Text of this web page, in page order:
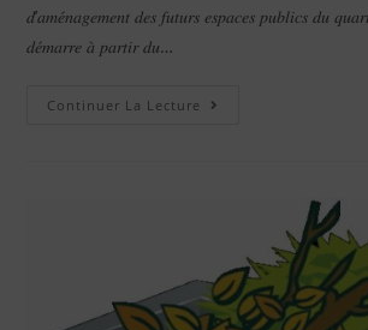
𝑑’𝑎𝑚𝑒́𝑛𝑎𝑔𝑒𝑚𝑒𝑛𝑡 𝑑𝑒𝑠 𝑓𝑢𝑡𝑢𝑟𝑠 𝑒𝑠𝑝𝑎𝑐𝑒𝑠 𝑝𝑢𝑏𝑙𝑖𝑐𝑠 𝑑𝑢
𝑑𝑒́𝑚𝑎𝑟𝑟𝑒 𝑎̀ 𝑝𝑎𝑟𝑡𝑖𝑟 𝑑𝑢…
Continuer La Lecture